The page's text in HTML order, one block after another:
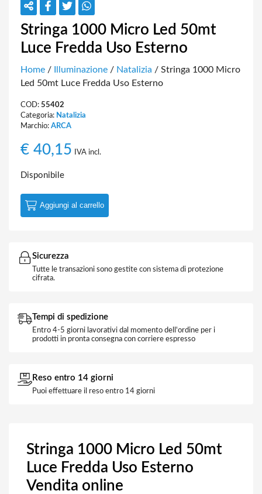
Stringa 1000 Micro Led 50mt
Luce Fredda Uso Esterno
Home / Illuminazione / Natalizia / Stringa 1000 Micro
Led 50mt Luce Fredda Uso Esterno
COD: 55402
Categoria: Natalizia
Marchio: ARCA
€ 40,15 IVA incl.
Disponibile
Aggiungi al carrello
Sicurezza
Tutte le transazioni sono gestite con sistema di protezione
cifrata.
Tempi di spedizione
Entro 4-5 giorni lavorativi dal momento dell'ordine per i
prodotti in pronta consegna con corriere espresso
Reso entro 14 giorni
Puoi effettuare il reso entro 14 giorni
Stringa 1000 Micro Led 50mt
Luce Fredda Uso Esterno
Vendita online